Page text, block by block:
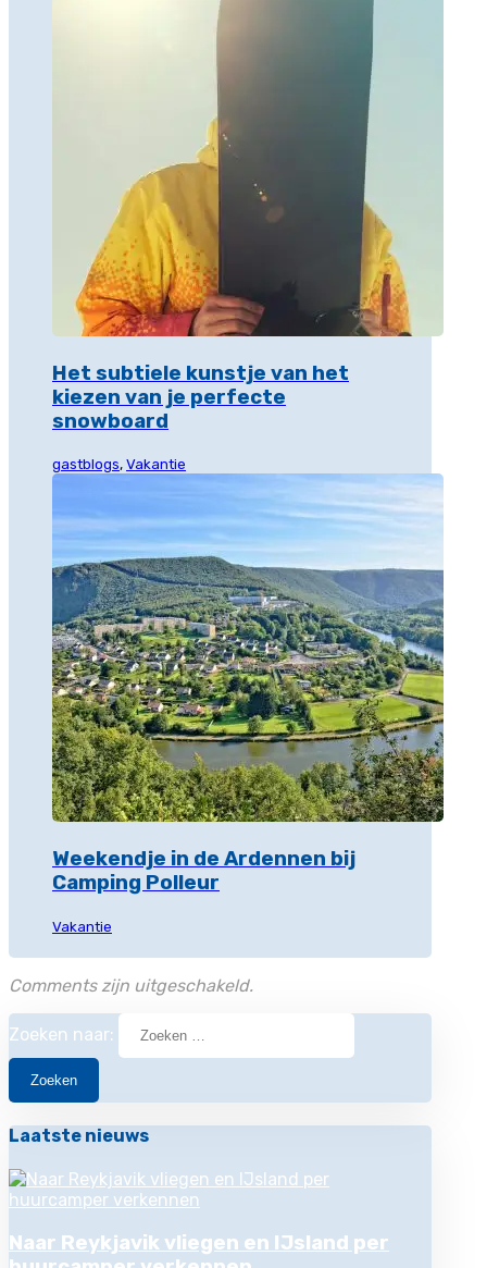
Het subtiele kunstje van het
kiezen van je perfecte
snowboard
gastblogs, Vakantie
Weekendje in de Ardennen bij
Camping Polleur
Vakantie
Comments zijn uitgeschakeld.
Zoeken naar:
Laatste nieuws
Naar Reykjavik vliegen en IJsland per